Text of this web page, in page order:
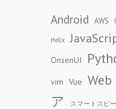
Android AWS
Helix
OnsenUI
vim Vue Web
ア
スマートスピ